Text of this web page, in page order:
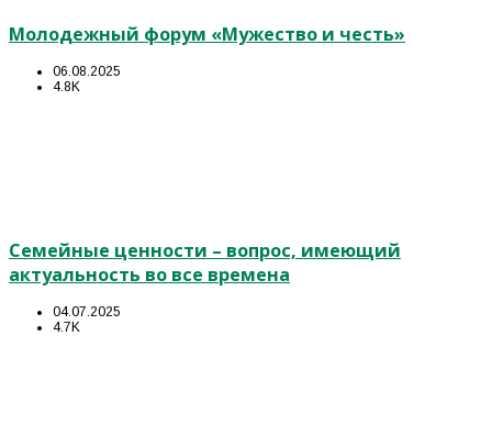
Молодежный форум «Мужество и честь»
06.08.2025
4.8K
Семейные ценности – вопрос, имеющий
актуальность во все времена
04.07.2025
4.7K